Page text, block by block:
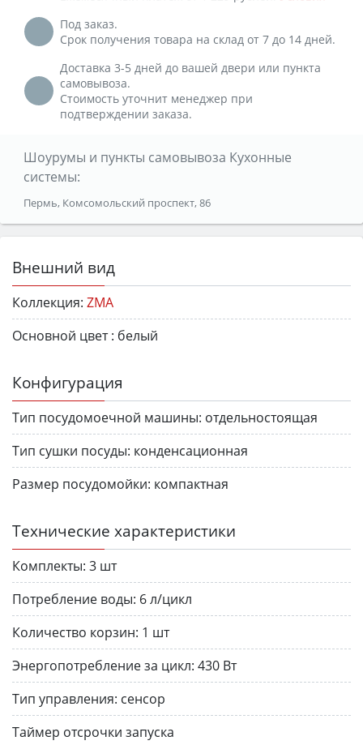
Под заказ.
Срок получения товара на склад от 7 до 14 дней.
Доставка 3-5 дней до вашей двери или пункта
самовывоза.
Стоимость уточнит менеджер при
подтверждении заказа.
Шоурумы и пункты самовывоза Кухонные
системы:
Пермь, Комсомольский проспект, 86
Внешний вид
Коллекция: ZMA
Основной цвет : белый
Конфигурация
Тип посудомоечной машины: отдельностоящая
Тип сушки посуды: конденсационная
Размер посудомойки: компактная
Технические характеристики
Комплекты: 3 шт
Потребление воды: 6 л/цикл
Количество корзин: 1 шт
Энергопотребление за цикл: 430 Вт
Тип управления: сенсор
Таймер отсрочки запуска